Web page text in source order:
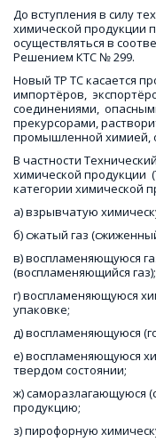
До вступления в силу
химической продукции
осуществляться в
Решением КТС № 299.
Новый ТР ТС касается
импортёров,
соединениями,
прекурсорами,
промышленной химией,
В частности
химической продукции
категории химической
а) взрывчатую
б) сжатый газ
в) воспламеняющуюся
(воспламеняющийся газ);
г) воспламеняющуюся
упаковке;
д) воспламеняющуюся
е) воспламеняющуюся
твердом состоянии;
ж) саморазлагающуюся
продукцию;
з) пирофорную